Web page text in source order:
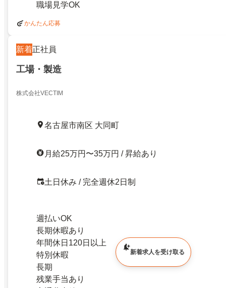
職場見学OK
かんたん応募
新着正社員
工場・製造
株式会社VECTIM
名古屋市南区 大同町
月給25万円〜35万円 / 昇給あり
土日休み / 完全週休2日制
週払いOK
長期休暇あり
年間休日120日以上
特別休暇
長期
残業手当あり
新着求人を受け取る